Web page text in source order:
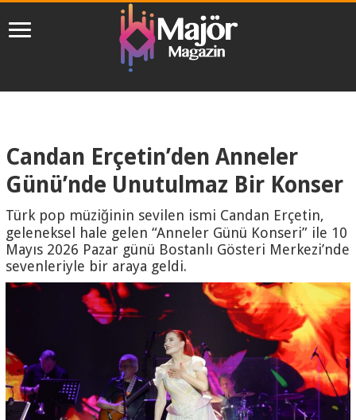
Candan Erçetin’den Anneler
Günü’nde Unutulmaz Bir Konser
Türk pop müziğinin sevilen ismi Candan Erçetin,
geleneksel hale gelen “Anneler Günü Konseri” ile 10
Mayıs 2026 Pazar günü Bostanlı Gösteri Merkezi’nde
sevenleriyle bir araya geldi.